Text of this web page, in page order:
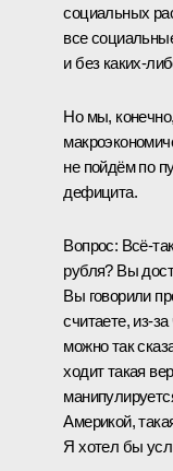
социальных
все
и без
Но мы,
не пойдём по
дефицита.
Вопрос:
рубля? Вы
Вы говорили
считаете,
можно так
ходит такая
Америкой,
Я хотел бы